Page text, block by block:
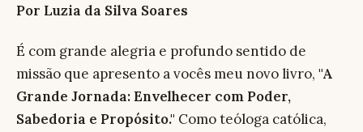
Por Luzia da Silva Soares
É com grande alegria e profundo sentido de
missão que apresento a vocês meu novo livro, "A
Grande Jornada: Envelhecer com Poder,
Sabedoria e Propósito." Como teóloga católica,